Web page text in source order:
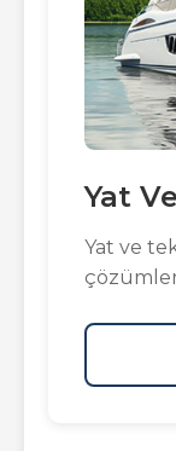
Yat
Yat ve